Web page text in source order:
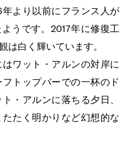
より以前にフランス人が
うです。2017年に修復工
は白く輝いています。
ワット・アルンの対岸に
トップバーでの一杯のド
・アルンに落ちる夕日、
たく明かりなど幻想的な